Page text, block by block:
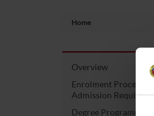
Home
Overview
Enrolment
Admission
Degree Programme